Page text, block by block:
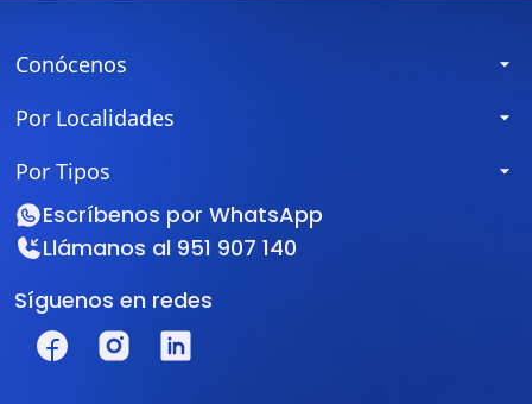
Conócenos
Por Localidades
Por Tipos
Escríbenos por WhatsApp
Llámanos al 951 907 140
Síguenos en redes